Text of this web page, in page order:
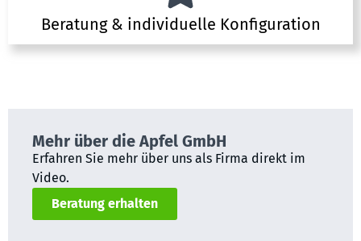
Beratung & individuelle Konfiguration
Mehr über die Apfel GmbH
Erfahren Sie mehr über uns als Firma direkt im
Video.
Beratung erhalten